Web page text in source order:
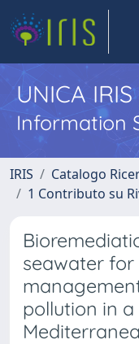
UNICA IRIS
Information
IRIS
Catalogo
1 Contributo su
seawater for
pollution in a